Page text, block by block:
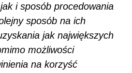
i sposób procedowania
sposób na ich
jak największych
możliwości
na korzyść